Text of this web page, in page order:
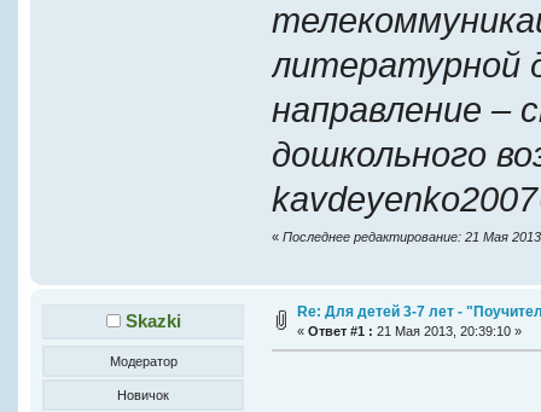
литературной
направление –
дошкольного
« Последнее редактирование: 21 Мая
Skazki
Модератор
Новичок
Re: Для детей 3-7 лет -
« Ответ #1 : 21 Мая 2013, 20:39:10 »